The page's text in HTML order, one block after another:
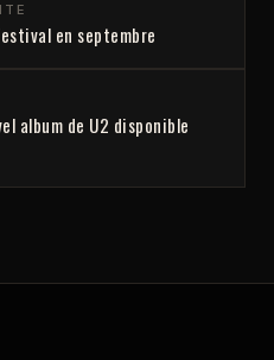
en septembre
album de U2 disponible